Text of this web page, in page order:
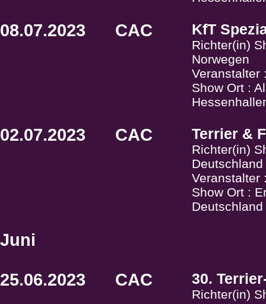
08.07.2023 CAC KfT
Richter(in)
Norwegen
Veranstalter
Show Ort :
02.07.2023 CAC Terrier &
Richter(in)
Deutschland
Veranstalter
Show Ort :
Deutschland
Juni
25.06.2023 CAC 30.
Richter(in)